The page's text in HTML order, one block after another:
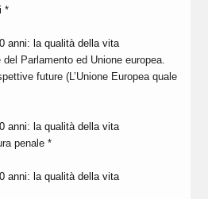
*
anni: la qualità della vita
Parlamento ed Unione europea.
future (L’Unione Europea quale
anni: la qualità della vita
penale *
anni: la qualità della vita